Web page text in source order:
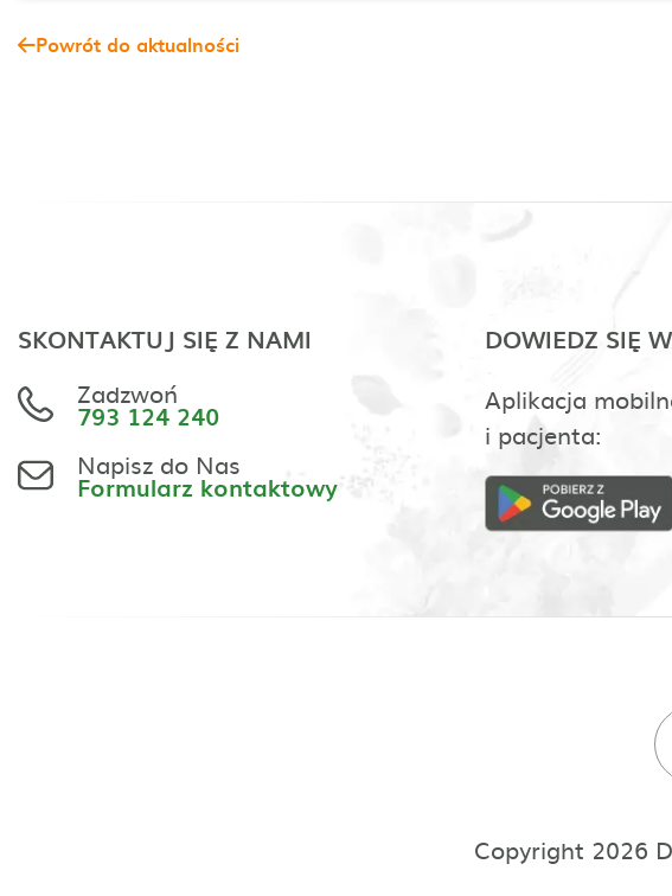
Powrót do aktualności
SKONTAKTUJ SIĘ Z NAMI
Zadzwoń
793 124 240
Napisz do Nas
Formularz kontaktowy
DOWIEDZ SIĘ
Aplikacja
i pacjenta:
Copyright 2026